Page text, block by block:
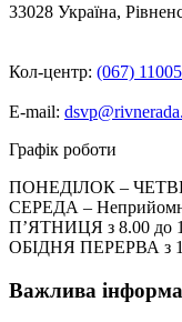
33028 Україна,
Кол-центр: (067)
E-mail:
Графік роботи
ПОНЕДІЛОК –
СЕРЕДА –
П’ЯТНИЦЯ з 8.00 до
ОБІДНЯ ПЕРЕРВА з
Важлива